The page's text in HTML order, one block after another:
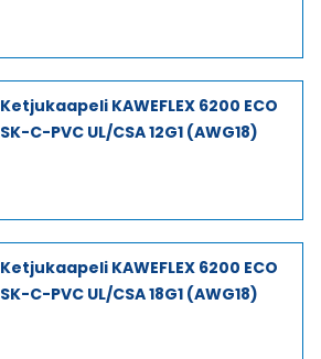
Ketjukaapeli KAWEFLEX 6200 ECO
SK-C-PVC UL/CSA 12G1 (AWG18)
Ketjukaapeli KAWEFLEX 6200 ECO
SK-C-PVC UL/CSA 18G1 (AWG18)